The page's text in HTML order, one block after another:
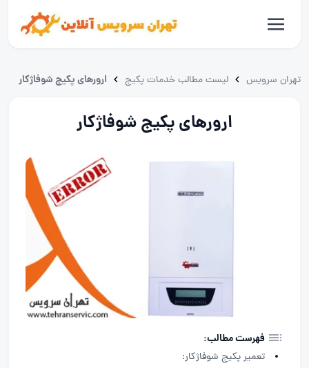
تهران سرویس لیست مطالب خدمات پکیج ارورهای پکیج شوفاژکار
ارورهای پکیج شوفاژکار
فهرست مطالب:
تعمیر پکیج شوفاژکار: